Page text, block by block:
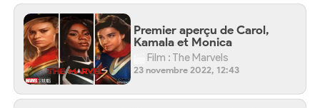
Premier aperçu de Carol,
Kamala et Monica
Film : The Marvels
23 novembre 2022, 12:43